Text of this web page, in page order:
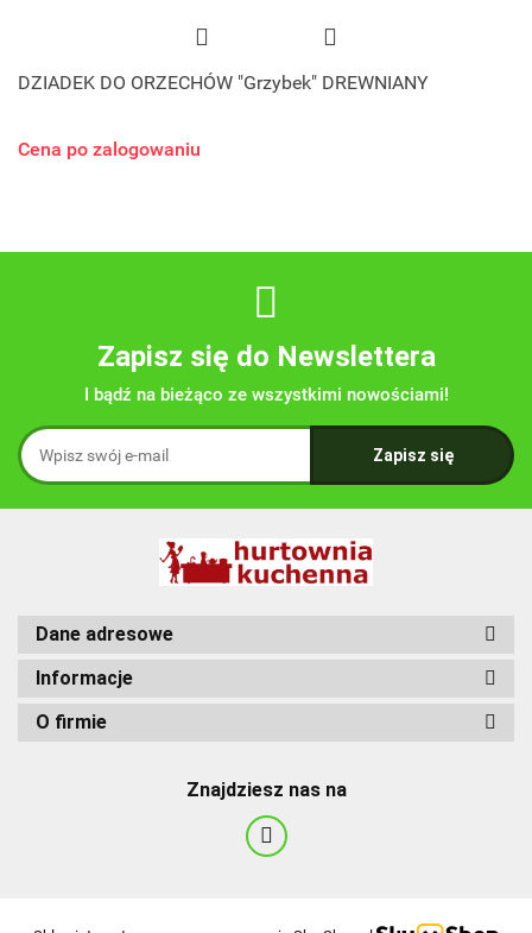
DZIADEK DO ORZECHÓW "Grzybek" DREWNIANY
Cena po zalogowaniu
Zapisz się do Newslettera
I bądź na bieżąco ze wszystkimi nowościami!
Dane adresowe
Informacje
O firmie
Znajdziesz nas na